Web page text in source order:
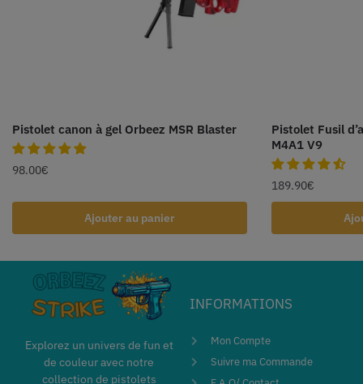
Pistolet canon à gel Orbeez MSR Blaster
98.00€
Ajouter au panier
Pistolet Fusil
M4A1 V9
189.90€
Explorez un univers de fun et
de couleur avec notre
collection de pistolets
INFORMATIONS
Mon Compte
Suivre ma Commande